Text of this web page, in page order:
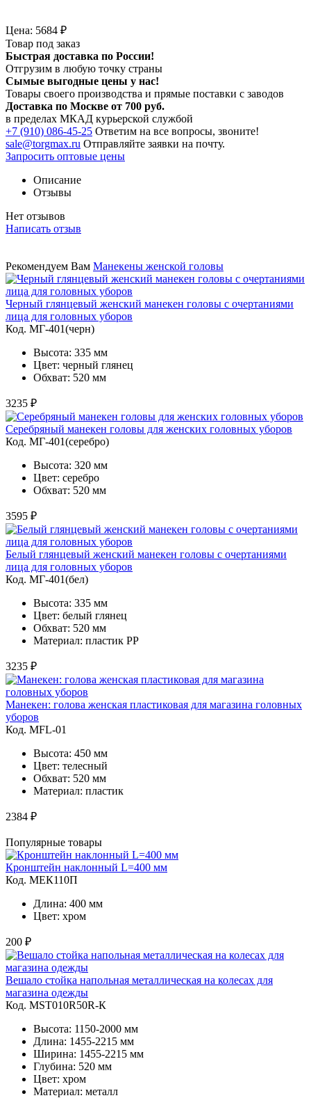
Цена: 5684 ₽
Товар под заказ
Быстрая доставка по России!
Отгрузим в любую точку страны
Сымые выгодные цены у нас!
Товары своего производства и прямые поставки с заводов
Доставка по Москве от 700 руб.
в пределах МКАД курьерской службой
+7 (910) 086-45-25 Ответим на все вопросы, звоните!
sale@torgmax.ru Отправляйте заявки на почту.
Запросить оптовые цены
Описание
Отзывы
Нет отзывов
Написать отзыв
Рекомендуем Вам Манекены женской головы
Черный глянцевый женский манекен головы с очертаниями
лица для головных уборов
Код. MГ-401(черн)
Высота: 335 мм
Цвет: черный глянец
Обхват: 520 мм
3235 ₽
Серебряный манекен головы для женских головных уборов
Код. MГ-401(серебро)
Высота: 320 мм
Цвет: серебро
Обхват: 520 мм
3595 ₽
Белый глянцевый женский манекен головы с очертаниями
лица для головных уборов
Код. MГ-401(бел)
Высота: 335 мм
Цвет: белый глянец
Обхват: 520 мм
Материал: пластик PP
3235 ₽
Манекен: голова женская пластиковая для магазина головных
уборов
Код. MFL-01
Высота: 450 мм
Цвет: телесный
Обхват: 520 мм
Материал: пластик
2384 ₽
Популярные товары
Кронштейн наклонный L=400 мм
Код. MЕК110П
Длина: 400 мм
Цвет: хром
200 ₽
Вешало стойка напольная металлическая на колесах для
магазина одежды
Код. MST010R50R-К
Высота: 1150-2000 мм
Длина: 1455-2215 мм
Ширина: 1455-2215 мм
Глубина: 520 мм
Цвет: хром
Материал: металл